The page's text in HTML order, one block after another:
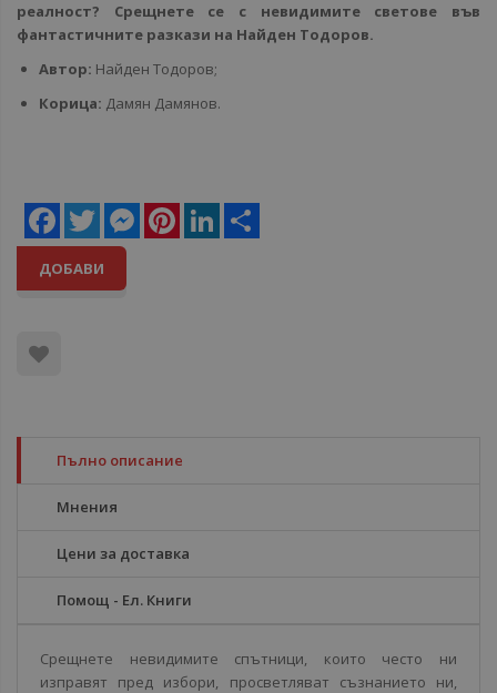
реалност? Срещнете се с невидимите светове във
фантастичните разкази на Найден Тодоров.
Автор: Найден Тодоров;
Корица: Дамян Дамянов.
Facebook
Twitter MessengerPinterestLinkedIn
ДОБАВИ
Пълно описание
Мнения
Цени за доставка
Помощ - Ел. Книги
Срещнете невидимите спътници, които често ни
изправят пред избори, просветляват съзнанието ни,